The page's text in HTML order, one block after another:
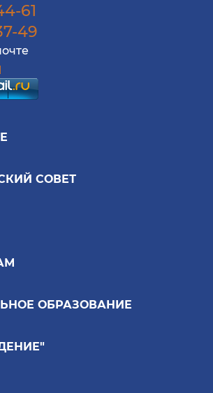
61
49
СОВЕТ
ОБРАЗОВАНИЕ